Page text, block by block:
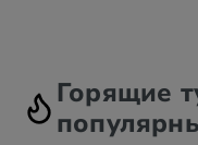
Горящие